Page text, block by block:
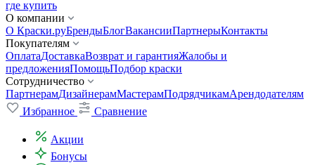
где купить
О компании
О Краски.руБрендыБлогВакансииПартнерыКонтакты
Покупателям
ОплатаДоставкаВозврат и гарантияЖалобы и
предложенияПомощьПодбор краски
Сотрудничество
ПартнерамДизайнерамМастерамПодрядчикамАрендодателям
Избранное
Сравнение
Акции
Бонусы